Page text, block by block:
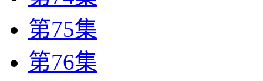
第75集
第76集